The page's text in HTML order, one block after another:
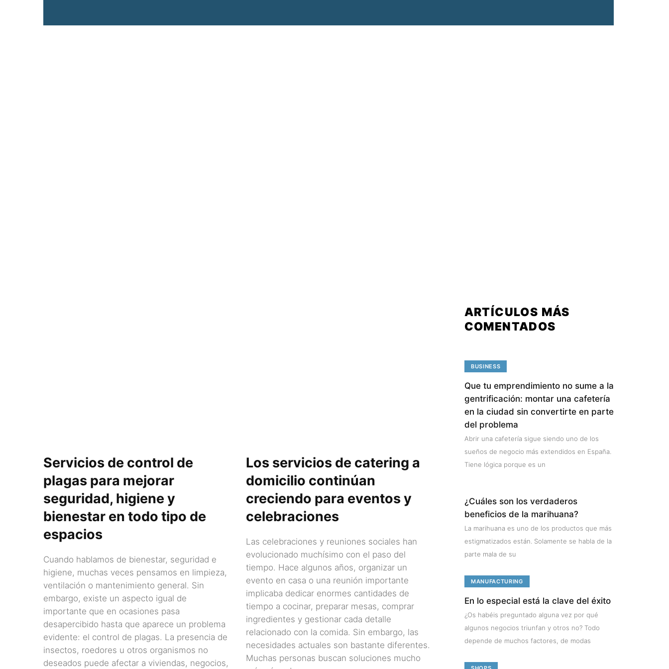
Servicios de control de
plagas para mejorar
seguridad, higiene y
bienestar en todo tipo de
espacios
Cuando hablamos de bienestar, seguridad e
higiene, muchas veces pensamos en limpieza,
ventilación o mantenimiento general. Sin
embargo, existe un aspecto igual de
importante que en ocasiones pasa
desapercibido hasta que aparece un problema
evidente: el control de plagas. La presencia de
insectos, roedores u otros organismos no
deseados puede afectar a viviendas, negocios,
Los servicios de catering a
domicilio continúan
creciendo para eventos y
celebraciones
Las celebraciones y reuniones sociales han
evolucionado muchísimo con el paso del
tiempo. Hace algunos años, organizar un
evento en casa o una reunión importante
implicaba dedicar enormes cantidades de
tiempo a cocinar, preparar mesas, comprar
ingredientes y gestionar cada detalle
relacionado con la comida. Sin embargo, las
necesidades actuales son bastante diferentes.
Muchas personas buscan soluciones mucho
ARTÍCULOS MÁS
COMENTADOS
BUSINESS
Que tu emprendimiento no sume a la
gentrificación: montar una cafetería
en la ciudad sin convertirte en parte
del problema
Abrir una cafetería sigue siendo uno de los
sueños de negocio más extendidos en España.
Tiene lógica porque es un
¿Cuáles son los verdaderos
beneficios de la marihuana?
La marihuana es uno de los productos que más
estigmatizados están. Solamente se habla de la
parte mala de su
MANUFACTURING
En lo especial está la clave del éxito
¿Os habéis preguntado alguna vez por qué
algunos negocios triunfan y otros no? Todo
depende de muchos factores, de modas